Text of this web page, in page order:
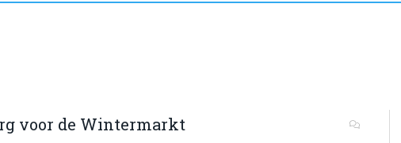
voor de Wintermarkt